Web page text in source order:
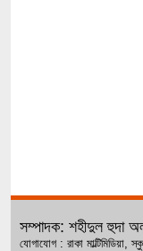
সম্পাদক: শহীদুল হুদা
যোগাযোগ : রাকা